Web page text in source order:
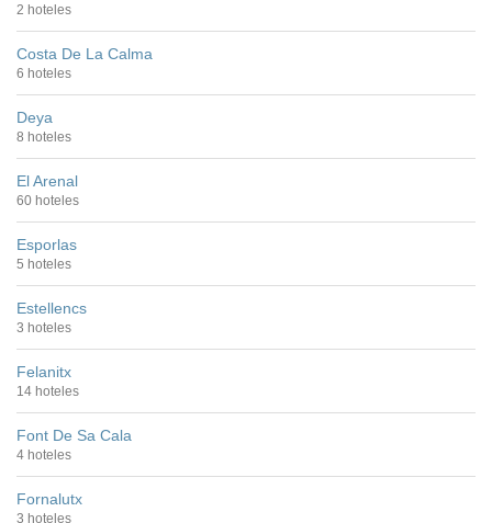
2 hoteles
Costa De La Calma
6 hoteles
Deya
8 hoteles
El Arenal
60 hoteles
Esporlas
5 hoteles
Estellencs
3 hoteles
Felanitx
14 hoteles
Font De Sa Cala
4 hoteles
Fornalutx
3 hoteles